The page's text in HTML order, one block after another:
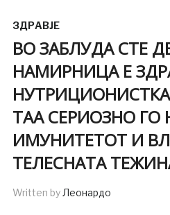
ЗДРАВЈЕ
ВО ЗАБЛУДА СТЕ
НАМИРНИЦА Е
ТАА СЕРИОЗНО ГО
ИМУНИТЕТОТ И
ТЕЛЕСНАТА
Written byЛеонардо